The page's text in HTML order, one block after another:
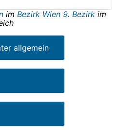
im Bezirk Wien 9. Bezirk im
allgemein